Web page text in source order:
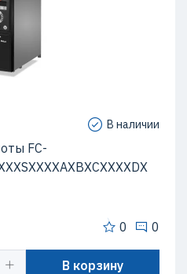
В наличии
FC-
0 0
В корзину